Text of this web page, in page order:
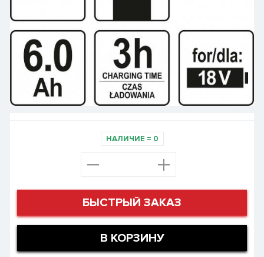
НАЛИЧИЕ = 0
БЫСТРЫЙ ЗАКАЗ
В КОРЗИНУ